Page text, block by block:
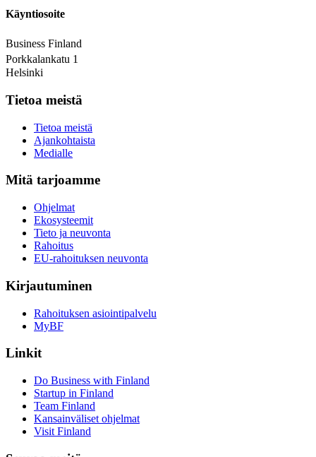
Käyntiosoite
Business Finland
Porkkalankatu 1
Helsinki
Tietoa meistä
Tietoa meistä
Ajankohtaista
Medialle
Mitä tarjoamme
Ohjelmat
Ekosysteemit
Tieto ja neuvonta
Rahoitus
EU-rahoituksen neuvonta
Kirjautuminen
Rahoituksen asiointipalvelu
MyBF
Linkit
Do Business with Finland
Startup in Finland
Team Finland
Kansainväliset ohjelmat
Visit Finland